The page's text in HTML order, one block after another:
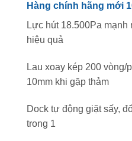
Hàng chính hãng mới
Lực hút 18.500Pa mạnh
hiệu quả
Lau xoay kép 200 vòng/
10mm khi gặp thảm
Dock tự động giặt sấy,
trong 1